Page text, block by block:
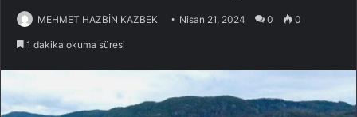
MEHMET HAZBİN KAZBEK Nisan 21, 2024 0 0
1 dakika okuma süresi